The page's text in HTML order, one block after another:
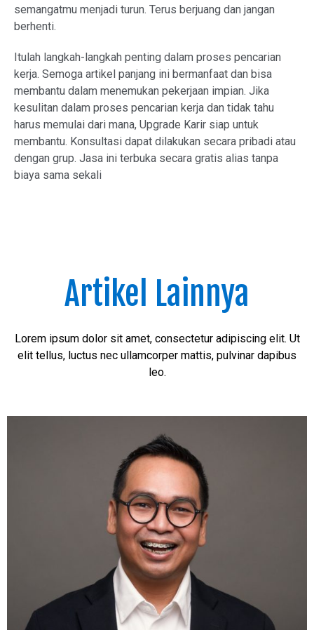
semangatmu menjadi turun. Terus berjuang dan jangan
berhenti.
Itulah langkah-langkah penting dalam proses pencarian
kerja. Semoga artikel panjang ini bermanfaat dan bisa
membantu dalam menemukan pekerjaan impian. Jika
kesulitan dalam proses pencarian kerja dan tidak tahu
harus memulai dari mana, Upgrade Karir siap untuk
membantu. Konsultasi dapat dilakukan secara pribadi atau
dengan grup. Jasa ini terbuka secara gratis alias tanpa
biaya sama sekali
Artikel Lainnya
Lorem ipsum dolor sit amet, consectetur adipiscing elit. Ut
elit tellus, luctus nec ullamcorper mattis, pulvinar dapibus
leo.